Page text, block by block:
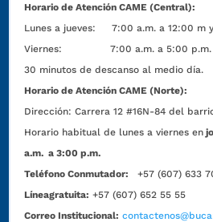
Horario de Atención CAME (Central):
Lunes a jueves: 7:00 a.m. a 12:00 m
Viernes: 7:00 a.m. a 5:00 p.m. en
30 minutos de descanso al medio día.
Horario de Atención CAME (Norte):
Dirección:Carrera 12 #16N-84 del
Horario habitual de lunes a viernes en
a.m. a 3:00 p.m.
Teléfono Conmutador:
+57 (607) 633
Líneagratuita: +57 (607) 652 55 55
Correo Institucional: